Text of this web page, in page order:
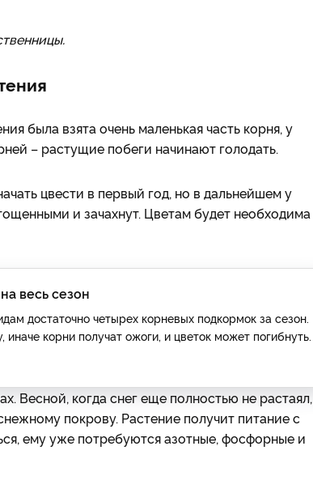
была взята очень маленькая часть корня, у
– растущие побеги начинают голодать.
цвести в первый год, но в дальнейшем у
и зачахнут. Цветам будет необходима
весь сезон
достаточно четырех корневых подкормок за сезон.
иначе корни получат ожоги, и цветок может погибнуть.
Весной, когда снег еще полностью не растаял,
покрову. Растение получит питание с
ему уже потребуются азотные, фосфорные и